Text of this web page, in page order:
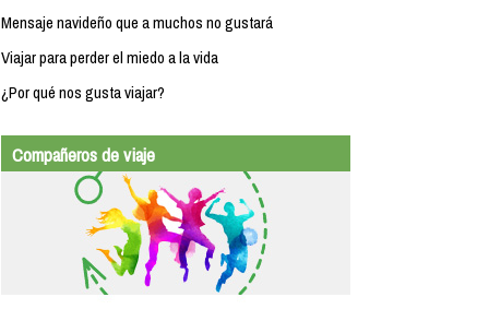
Mensaje navideño que a muchos no gustará
Viajar para perder el miedo a la vida
¿Por qué nos gusta viajar?
Compañeros de viaje